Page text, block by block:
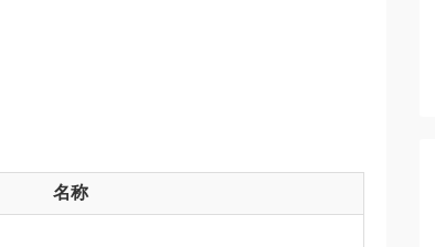
名称